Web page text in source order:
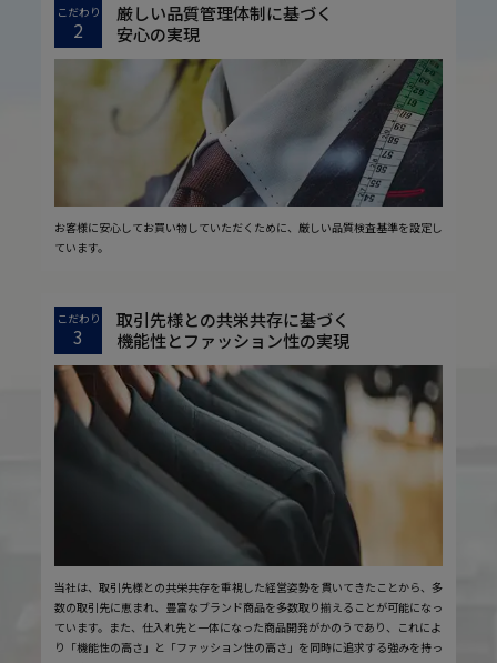
こだわり
2
厳しい品質管理体制に基づく
安心の実現
お客様に安心してお買い物していただくために、厳しい品質検査基準を設定し
ています。
こだわり
3
取引先様との共栄共存に基づく
機能性とファッション性の実現
当社は、取引先様との共栄共存を重視した経営姿勢を貫いてきたことから、多
数の取引先に恵まれ、豊富なブランド商品を多数取り揃えることが可能になっ
ています。また、仕入れ先と一体になった商品開発がかのうであり、これによ
り「機能性の高さ」と「ファッション性の高さ」を同時に追求する強みを持っ